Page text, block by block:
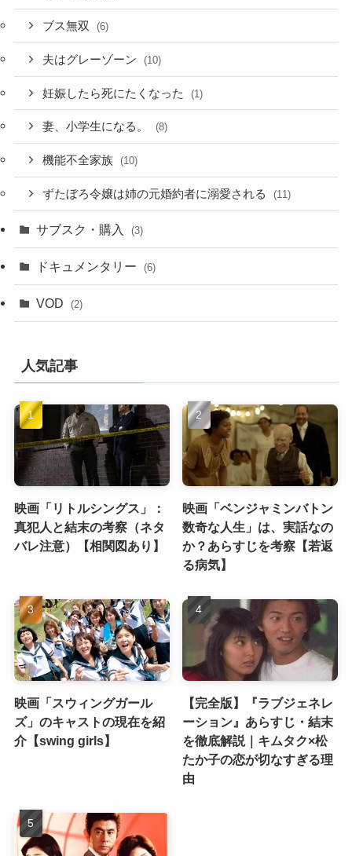
ブス無双 (6)
夫はグレーゾーン (10)
妊娠したら死にたくなった (1)
妻、小学生になる。 (8)
機能不全家族 (10)
ずたぼろ令嬢は姉の元婚約者に溺愛される (11)
サブスク・購入 (3)
ドキュメンタリー (6)
VOD (2)
人気記事
映画「リトルシングス」：
真犯人と結末の考察（ネタ
バレ注意）【相関図あり】
映画「ベンジャミンバトン
数奇な人生」は、実話なの
か？あらすじを考察【若返
る病気】
映画「スウィングガール
ズ」のキャストの現在を紹
介【swing girls】
【完全版】『ラブジェネレ
ーション』あらすじ・結末
を徹底解説｜キムタク×松
たか子の恋が切なすぎる理
由